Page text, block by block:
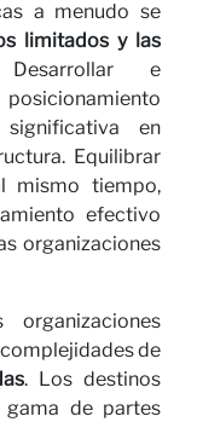
a menudo se
limitados y las
e
en
Equilibrar
mismo tiempo,
efectivo
organizaciones
de
. Los destinos
de partes